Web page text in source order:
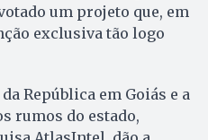
um projeto que, em
exclusiva tão logo
República em Goiás e a
rumos do estado,